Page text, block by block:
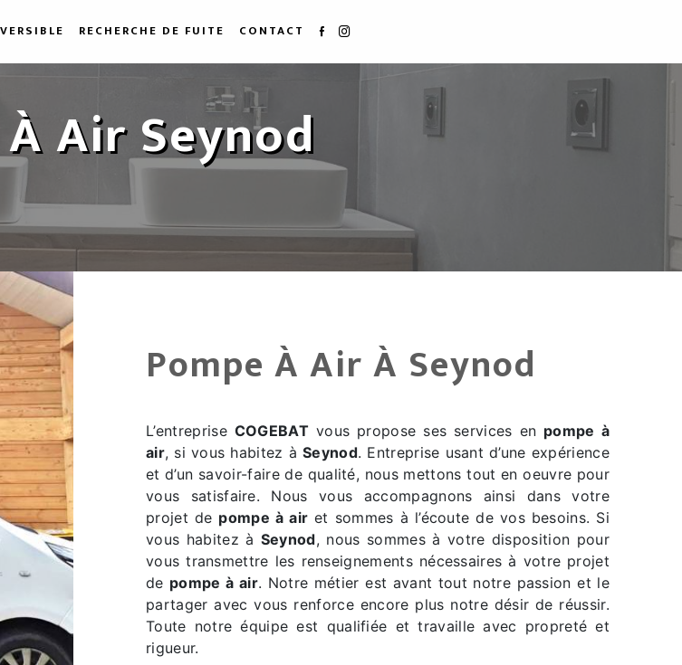
RECHERCHE DE FUITE CONTACT
Air Seynod
Pompe À Air À Seynod
L’entreprise COGEBAT vous propose ses services en pompe à
air, si vous habitez à Seynod. Entreprise usant d’une expérience
et d’un savoir-faire de qualité, nous mettons tout en oeuvre pour
vous satisfaire. Nous vous accompagnons ainsi dans votre
projet de pompe à air et sommes à l’écoute de vos besoins. Si
vous habitez à Seynod, nous sommes à votre disposition pour
vous transmettre les renseignements nécessaires à votre projet
de pompe à air. Notre métier est avant tout notre passion et le
partager avec vous renforce encore plus notre désir de réussir.
Toute notre équipe est qualifiée et travaille avec propreté et
rigueur.